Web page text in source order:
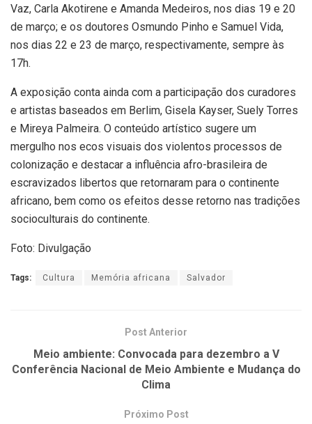
Vaz, Carla Akotirene e Amanda Medeiros, nos dias 19 e 20
de março; e os doutores Osmundo Pinho e Samuel Vida,
nos dias 22 e 23 de março, respectivamente, sempre às
17h.
A exposição conta ainda com a participação dos curadores
e artistas baseados em Berlim, Gisela Kayser, Suely Torres
e Mireya Palmeira. O conteúdo artístico sugere um
mergulho nos ecos visuais dos violentos processos de
colonização e destacar a influência afro-brasileira de
escravizados libertos que retornaram para o continente
africano, bem como os efeitos desse retorno nas tradições
socioculturais do continente.
Foto: Divulgação
Tags: Cultura Memória africana Salvador
Post Anterior
Meio ambiente: Convocada para dezembro a V
Conferência Nacional de Meio Ambiente e Mudança do
Clima
Próximo Post